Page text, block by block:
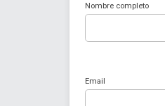
Nombre completo
Email